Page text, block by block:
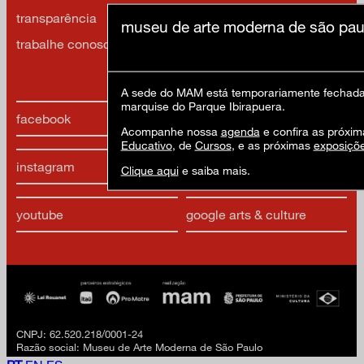
facebook
instagram linkedIn
youtube google arts & culture
transparência
trabalhe conosco
CNPJ: 62.520.218/0001-24
Razão social: Museu de Arte Moderna de São Paulo
museu de arte moderna de são
A sede do MAM está temporariamente
marquise do Parque Ibirapuera.
Acompanhe nossa agenda e confira as
Educativo, de Cursos, e as próximas
Clique aquie saiba mais.